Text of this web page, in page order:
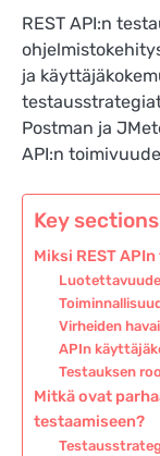
REST API:n
ja
Postman ja
API:n
Key
Miksi REST
Virheiden
APIn
Testauksen
Mitkä ovat
testaamiseen?